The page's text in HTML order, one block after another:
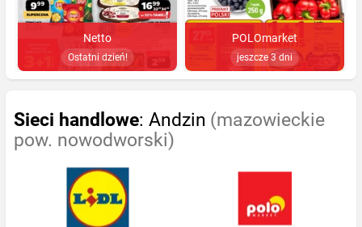
Netto
Ostatni dzień!
POLOmarket
jeszcze 3 dni
Sieci handlowe: Andzin (mazowieckie
pow. nowodworski)